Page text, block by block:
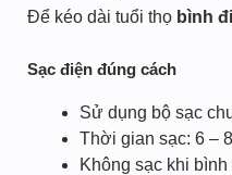
Để kéo dài tuổi thọ bình
Sạc điện đúng cách
Sử dụng bộ sạc
Thời gian sạc: 6 –
Không sạc khi bình